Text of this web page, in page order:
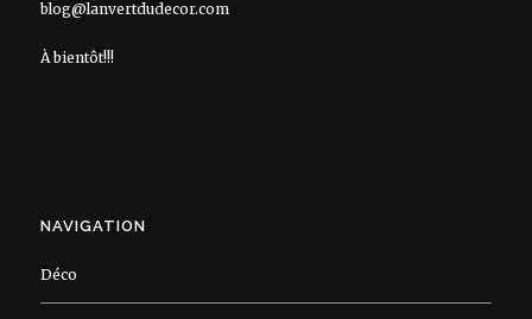
blog@lanvertdudecor.com
À bientôt!!!
NAVIGATION
Déco